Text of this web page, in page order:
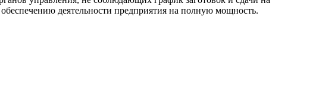
деятельности предприятия на полную мощность.